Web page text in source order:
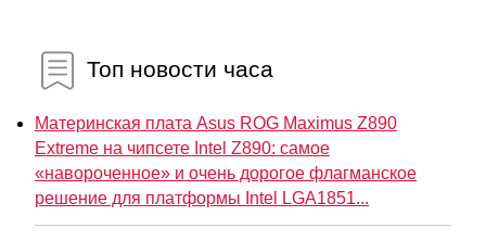
Топ новости часа
Материнская плата Asus ROG Maximus Z890
Extreme на чипсете Intel Z890: самое
«навороченное» и очень дорогое флагманское
решение для платформы Intel LGA1851...